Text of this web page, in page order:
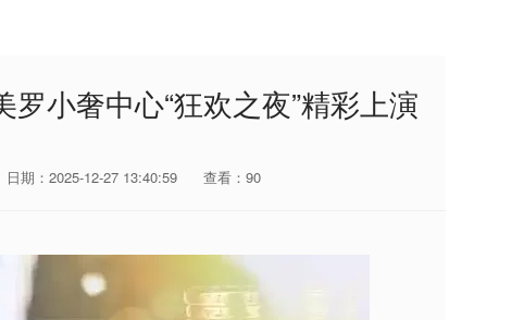
小奢中心“狂欢之夜”精彩上演
日期：2025-12-27 13:40:59 查看：90